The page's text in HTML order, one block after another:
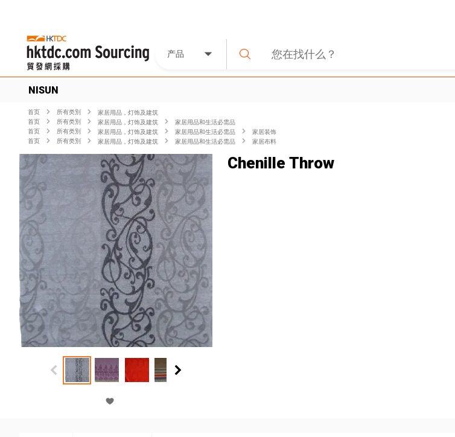
产品
NISUN
首页 所有类別
家居用品，灯饰及建筑
首页
所有类別 家居用品，灯饰及建筑
家居用品和生活必需品
首页
所有类別 家居用品，灯饰及建筑 家居用品和生活必需品
家居装饰
首页
所有类別 家居用品，灯饰及建筑 家居用品和生活必需品 家居布料
Chenille Throw